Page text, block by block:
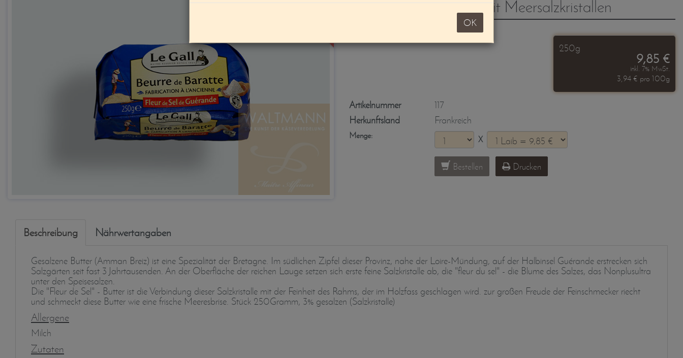
OK
nicht Lieferbar Fleur de Sel - Butter mit Meersalzkristallen
250g
9,85 €
inkl. 7% MwSt.
3,94 € pro 100g
Artikelnummer
117
Herkunftsland
Frankreich
Menge: X
Bestellen Drucken
Beschreibung Nährwertangaben
Gesalzene Butter (Amman Breiz) ist eine Spezialität der Bretagne. Im südlichen Zipfel dieser Provinz, nahe der Loire-Mündung, auf der Halbinsel Guérande erstrecken sich
Salzgärten seit fast 3 Jahrtausenden. An der Oberfläche der reichen Lauge setzen sich erste feine Salzkristalle ab, die "fleur du sel" - die Blume des Salzes, das Nonplusultra
unter den Speisesalzen.
Die "Fleur de Sel" - Butter ist die Verbindung dieser Salzkristalle mit der Feinheit des Rahms, der im Holzfass geschlagen wird. zur großen Freude der Feinschmecker riecht
und schmeckt diese Butter wie eine frische Meeresbrise. Stück 250Gramm, 3% gesalzen (Salzkristalle)
Allergene
Milch
Zutaten